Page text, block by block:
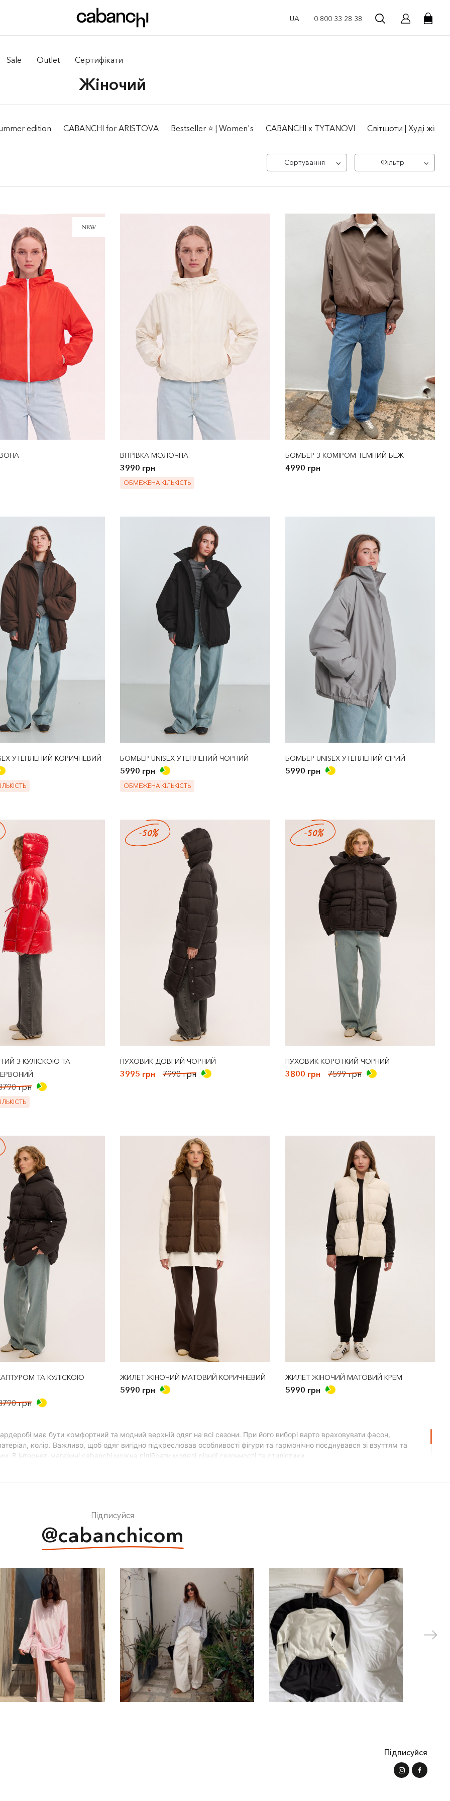
UA 0 800 33 28 38
Sale Outlet Сертифікати
Жiночий
edition CABANCHI for ARISTOVA Bestseller ⭐️ | Women's CABANCHI x TYTANOVI Світшоти | Худі жіночі
Сортування Фільтр
ВІТРІВКА МОЛОЧНА
3990 грн
ОБМЕЖЕНА КІЛЬКІСТЬ
БОМБЕР З КОМІРОМ ТЕМНИЙ БЕЖ
4990 грн
УТЕПЛЕНИЙ КОРИЧНЕВИЙ БОМБЕР UNISEX УТЕПЛЕНИЙ ЧОРНИЙ
5990 грн
ОБМЕЖЕНА КІЛЬКІСТЬ
БОМБЕР UNISEX УТЕПЛЕНИЙ СІРИЙ
5990 грн
З КУЛІСКОЮ ТА
грн
ПУХОВИК ДОВГИЙ ЧОРНИЙ
3995 грн 7990 грн
-50%
ПУХОВИК КОРОТКИЙ ЧОРНИЙ
3800 грн 7599 грн
-50%
ТА КУЛІСКОЮ
грн
ЖИЛЕТ ЖІНОЧИЙ МАТОВИЙ КОРИЧНЕВИЙ
5990 грн
ЖИЛЕТ ЖІНОЧИЙ МАТОВИЙ КРЕМ
5990 грн
має бути комфортний та модний верхній одяг на всі сезони. При його виборі варто враховувати фасон,
колір. Важливо, щоб одяг вигідно підкреслював особливості фігури та гармонічно поєднувався зі взуттям та
В інтернет-магазині cabanchi можна підібрати моделі різної сезонності та стилістики.
варто враховувати особливості фігури. Наприклад, жінкам малого зросту краще пасують короткі моделі. Дамам з
особливо в області стегон, краще обирати фасони прямого крою, трошки розширені знизу. Високим та струнким
підходять дуті моделі з об’ємними рукавами.
знайдуться куртки на всі сезони. Зокрема, якщо ви шукаєте верхній одяг на весну чи осінь, то варто звернути
моделі. Для зими краще підійдуть утеплені довгі куртки, а на літо можна взяти джинсову.
варіант для міжсезоння, коли погода мінлива та примхлива. На нашому сайті є комфортні стьобані безрукавки, які
різких поривах вітру чи дрібному дощику. При цьому в них не буде парко та спекотно, коли вигляне сонце. Ці
поєднуються з джинсами та спортивним одягом.
теплий та зручний верхній одяг на зиму, то краще за пуховик нічого не знайти. Це своєрідна «капсула» що огортає
та не дає змерзнути у морози й снігопади. Шукайте у нашому асортименті моделі на будь-який смак: короткі та
лакові, різних кольорів!
Підписуйся
@cabanchicom
Підписуйся